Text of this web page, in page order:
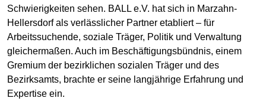
Schwierigkeiten sehen. BALL e.V. hat sich in Marzahn-
Hellersdorf als verlässlicher Partner etabliert – für
Arbeitssuchende, soziale Träger, Politik und Verwaltung
gleichermaßen. Auch im Beschäftigungsbündnis, einem
Gremium der bezirklichen sozialen Träger und des
Bezirksamts, brachte er seine langjährige Erfahrung und
Expertise ein.